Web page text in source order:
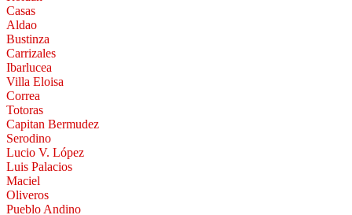
Casas
Aldao
Bustinza
Carrizales
Ibarlucea
Villa Eloisa
Correa
Totoras
Capitan Bermudez
Serodino
Lucio V. López
Luis Palacios
Maciel
Oliveros
Pueblo Andino